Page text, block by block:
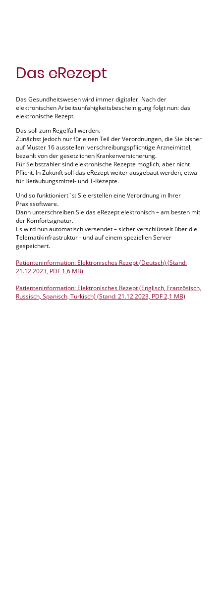
Das eRezept
Das Gesundheitswesen wird immer digitaler. Nach der
elektronischen Arbeitsunfähigkeitsbescheinigung folgt nun: das
elektronische Rezept.
Das soll zum Regelfall werden.
Zunächst jedoch nur für einen Teil der Verordnungen, die Sie bisher
auf Muster 16 ausstellen: verschreibungspflichtige Arzneimittel,
bezahlt von der gesetzlichen Krankenversicherung.
Für Selbstzahler sind elektronische Rezepte möglich, aber nicht
Pflicht. In Zukunft soll das eRezept weiter ausgebaut werden, etwa
für Betäubungsmittel- und T-Rezepte.
Und so funktioniert´s: Sie erstellen eine Verordnung in Ihrer
Praxissoftware.
Dann unterschreiben Sie das eRezept elektronisch – am besten mit
der Komfortsignatur.
Es wird nun automatisch versendet – sicher verschlüsselt über die
Telematikinfrastruktur - und auf einem speziellen Server
gespeichert.
Patienteninformation: Elektronisches Rezept (Deutsch) (Stand:
21.12.2023, PDF 1,6 MB)
Patienteninformation: Elektronisches Rezept (Englisch, Französisch,
Russisch, Spanisch, Türkisch) (Stand: 21.12.2023, PDF 2,1 MB)